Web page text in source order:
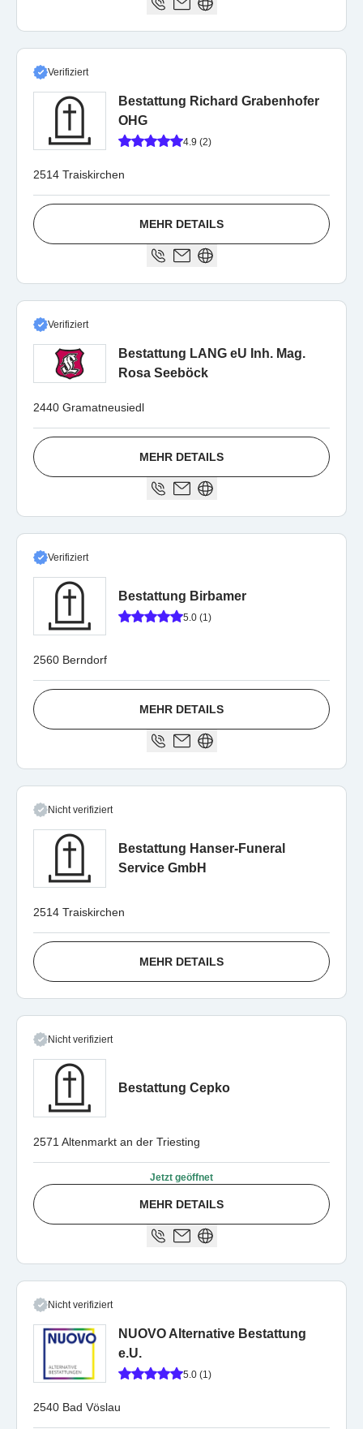
Verifiziert
Bestattung Richard Grabenhofer
OHG
4.9 (2)
2514 Traiskirchen
MEHR DETAILS
Verifiziert
Bestattung LANG eU Inh. Mag.
Rosa Seeböck
2440 Gramatneusiedl
MEHR DETAILS
Verifiziert
Bestattung Birbamer
5.0 (1)
2560 Berndorf
MEHR DETAILS
Nicht verifiziert
Bestattung Hanser-Funeral
Service GmbH
2514 Traiskirchen
MEHR DETAILS
Nicht verifiziert
Bestattung Cepko
2571 Altenmarkt an der Triesting
Jetzt geöffnet
MEHR DETAILS
Nicht verifiziert
NUOVO Alternative Bestattung
e.U.
5.0 (1)
2540 Bad Vöslau